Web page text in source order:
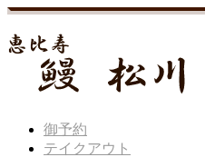
御予約
テイクアウト